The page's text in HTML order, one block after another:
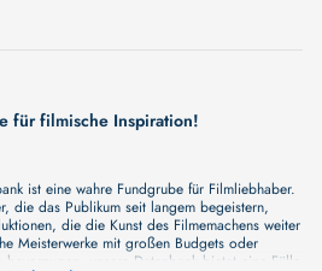
für filmische Inspiration!
ist eine wahre Fundgrube für Filmliebhaber.
die das Publikum seit langem begeistern,
die die Kunst des Filmemachens weiter
Meisterwerke mit großen Budgets oder
bevorzugen, unsere Datenbank bietet eine Fülle